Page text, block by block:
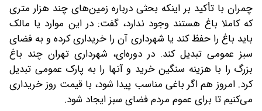
چمران با تأکید بر اینکه بحثی درباره زمین‌های چند هزار متری
که کاملا باغ هستند وجود ندارد، گفت: در این موارد یا مالک
باید باغ را حفظ کند یا شهرداری آن را خریداری کرده و به فضای
سبز عمومی تبدیل کند. در دوره‌ای، شهرداری تهران چند باغ
بزرگ را با هزینه سنگین خرید و آنها را به پارک عمومی تبدیل
کرد. امروز هم اگر باغی مناسب پیدا شود، با قیمت روز خریداری
می‌کنیم تا برای عموم مردم فضای سبز ایجاد شود.